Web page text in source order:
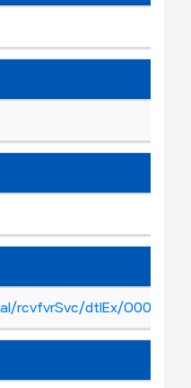
rcvfvrSvc/dtlEx/